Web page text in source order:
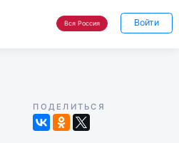
Вся Россия Войти
ПОДЕЛИТЬСЯ